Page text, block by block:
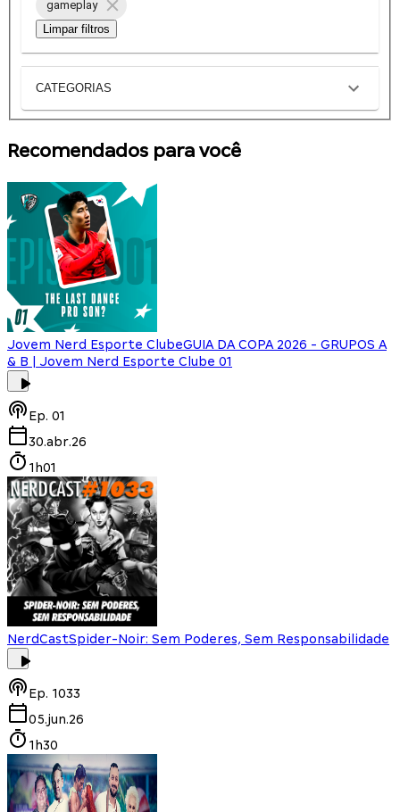
gameplay
Limpar filtros
CATEGORIAS
Recomendados para você
Jovem Nerd Esporte ClubeGUIA DA COPA 2026 - GRUPOS A
& B | Jovem Nerd Esporte Clube 01
Ep. 01
30.abr.26
1h01
NerdCastSpider-Noir: Sem Poderes, Sem Responsabilidade
Ep. 1033
05.jun.26
1h30